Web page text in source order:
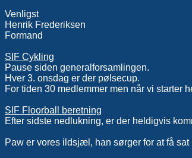
Venligst
Henrik Frederiksen
Formand
SIF Cykling
Pause siden generalforsamlingen.
Hver 3. onsdag er der pølsecup.
For tiden 30 medlemmer men når vi starter
SIF Floorball beretning
Efter sidste nedlukning, er der heldigvis
Paw er vores ildsjæl, han sørger for at få